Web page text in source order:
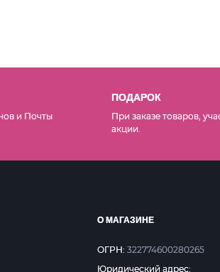
и Почты
ПОДАРОК
При заказе товаров,
акции.
О МАГАЗИНЕ
ОГРН: 322774600280265
Юридический адрес: